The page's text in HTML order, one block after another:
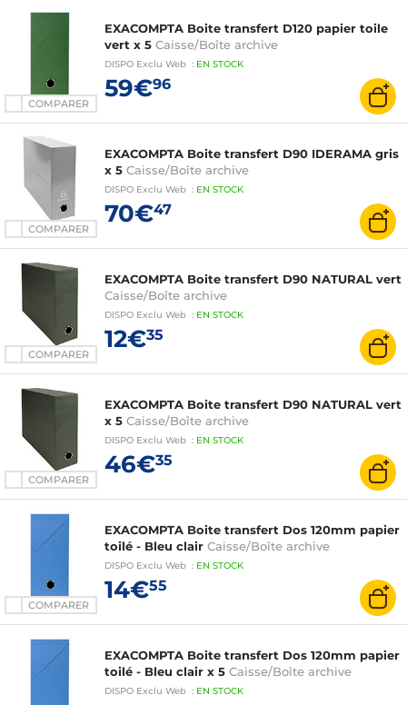
COMPARER
EXACOMPTA Boite transfert D120 papier toile
vert x 5 Caisse/Boîte archive
DISPO Exclu Web : EN STOCK
59€96
COMPARER
EXACOMPTA Boite transfert D90 IDERAMA gris
x 5 Caisse/Boîte archive
DISPO Exclu Web : EN STOCK
70€47
COMPARER
EXACOMPTA Boite transfert D90 NATURAL vert
Caisse/Boîte archive
DISPO Exclu Web : EN STOCK
12€35
COMPARER
EXACOMPTA Boite transfert D90 NATURAL vert
x 5 Caisse/Boîte archive
DISPO Exclu Web : EN STOCK
46€35
COMPARER
EXACOMPTA Boite transfert Dos 120mm papier
toilé - Bleu clair Caisse/Boîte archive
DISPO Exclu Web : EN STOCK
14€55
EXACOMPTA Boite transfert Dos 120mm papier
toilé - Bleu clair x 5 Caisse/Boîte archive
DISPO Exclu Web : EN STOCK